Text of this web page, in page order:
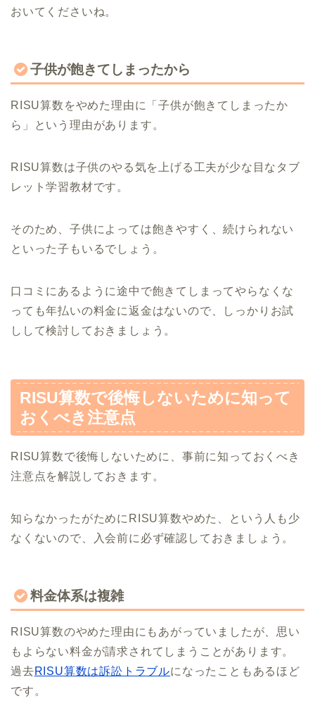
おいてくださいね。
子供が飽きてしまったから
RISU算数をやめた理由に「子供が飽きてしまったか
ら」という理由があります。
RISU算数は子供のやる気を上げる工夫が少な目なタブ
レット学習教材です。
そのため、子供によっては飽きやすく、続けられない
といった子もいるでしょう。
口コミにあるように途中で飽きてしまってやらなくな
っても年払いの料金に返金はないので、しっかりお試
しして検討しておきましょう。
RISU算数で後悔しないために知って
おくべき注意点
RISU算数で後悔しないために、事前に知っておくべき
注意点を解説しておきます。
知らなかったがためにRISU算数やめた、という人も少
なくないので、入会前に必ず確認しておきましょう。
料金体系は複雑
RISU算数のやめた理由にもあがっていましたが、思い
もよらない料金が請求されてしまうことがあります。
過去RISU算数は訴訟トラブルになったこともあるほど
です。